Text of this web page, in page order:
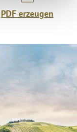
PDF erzeugen